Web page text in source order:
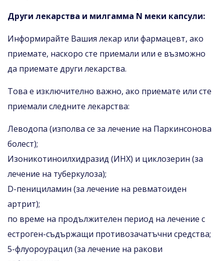
Други лекарства и милгамма N меки капсули:
Информирайте Вашия лекар или фармацевт, ако
приемате, наскоро сте приемали или е възможно
да приемате други лекарства.
Това е изключително важно, ако приемате или сте
приемали следните лекарства:
Леводопа (изполва се за лечение на Паркинсонова
болест);
Изоникотиноилхидразид (ИНХ) и циклозерин (за
лечение на туберкулоза);
D-пенициламин (за лечение на ревматоиден
артрит);
по време на продължителен период на лечение с
естроген-съдържащи противозачатъчни средства;
5-флуороурацил (за лечение на ракови